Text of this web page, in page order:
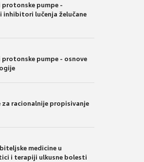
pumpe -
inhibitori lučenja želučane
pumpe - osnove
za racionalnije propisivanje
medicine u
i terapiji ulkusne bolesti